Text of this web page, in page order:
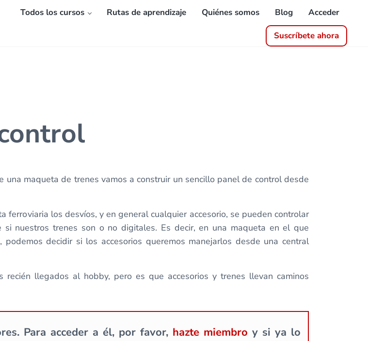
Todos los cursos Rutas de aprendizaje Quiénes somos Blog Acceder
Suscríbete ahora
maqueta de trenes vamos a construir un sencillo panel de control desde
ferroviaria los desvíos, y en general cualquier accesorio, se pueden controlar
nuestros trenes son o no digitales. Es decir, en una maqueta en el que
decidir si los accesorios queremos manejarlos desde una central
llegados al hobby, pero es que accesorios y trenes llevan caminos
Para acceder a él, por favor, hazte miembro y si ya lo